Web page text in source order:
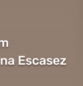
Escasez